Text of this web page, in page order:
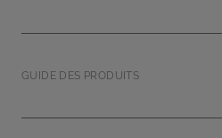
GUIDE DES PRODUITS